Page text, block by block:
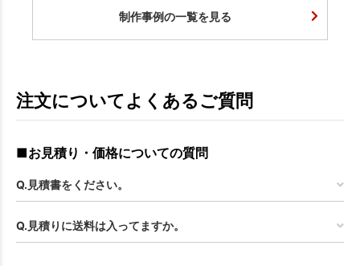
制作事例の一覧を見る
注文についてよくあるご質問
■お見積り・価格についての質問
Q.見積書をください。
Q.見積りに送料は入ってますか。